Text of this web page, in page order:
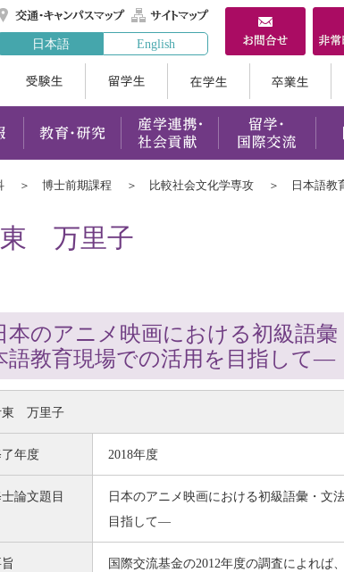
交通・キャンパ
サイトマ
日本語
English
入試情報 教育・研究 産学
博士前期課程 比較社会文化学専攻 日本語教
万里子
本のアニメ映画における初級語
語教育現場での活用を目指して―
東 万里子
年度 2018年度
論文題目
日本のアニメ映画における初級語彙・
目指して―
国際交流基金の2012年度の調査によれば